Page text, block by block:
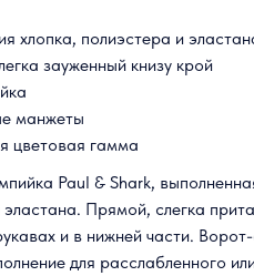
хлопка, полиэстера и
зауженный книзу крой
манжеты
цветовая гамма
Paul & Shark,
эластана. Прямой, слегка
и в нижней части.
для расслабленного